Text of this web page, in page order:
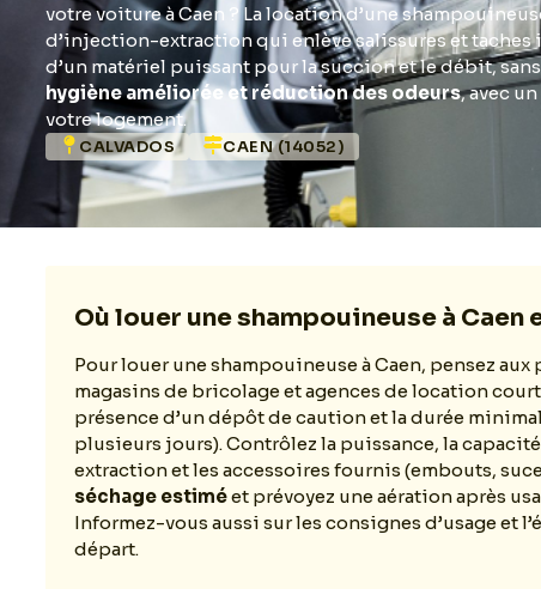
votre voiture à Caen ? La location d’une
d’injection-extraction qui enlève salissures et taches
d’un matériel puissant pour la succion et le débit,
hygiène améliorée et réduction des odeurs, avec
votre logement.
CALVADOS CAEN (14052)
Où louer une shampouineuse à Caen
Pour louer une shampouineuse à Caen, pensez
magasins de bricolage et agences de location
présence d’un dépôt de caution et la durée
plusieurs jours). Contrôlez la puissance, la
extraction et les accessoires fournis (embouts,
séchage estiméet prévoyez une aération après
Informez-vous aussi sur les consignes d’usage et
départ.